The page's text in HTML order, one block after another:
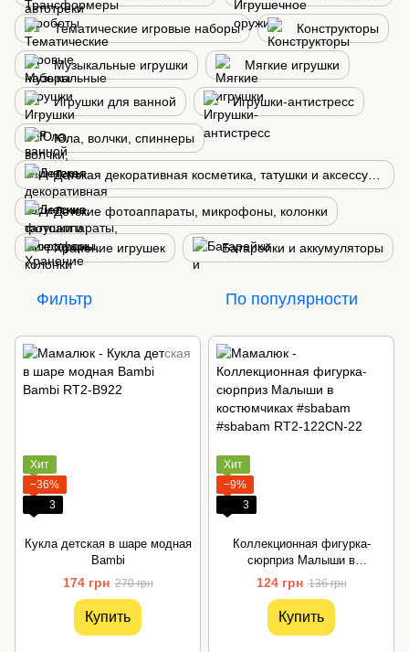
Тематические игровые наборы Конструкторы
Музыкальные игрушки Мягкие игрушки
Игрушки для ванной Игрушки-антистресс
Юла, волчки, спиннеры
Детские фотоаппараты, микрофоны, колонки
Хранение игрушек Батарейки и аккумуляторы
Фильтр По популярности
Хит
−36%
3
Кукла детская в шаре модная
Bambi
174 грн 270 грн
Купить
Хит
−9%
3
Коллекционная фигурка-
сюрприз Малыши в
костюмчиках #sbabam
124 грн 136 грн
Купить